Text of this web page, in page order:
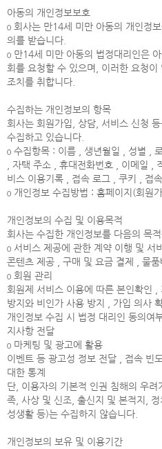
아동의 개인정보보호
ο 회사는 만14세 미만 아동의 개인정
의를 받습니다.
ο 만14세 미만 아동의 법정대리인은
회를 요청할 수 있으며, 이러한 요청
조치를 취합니다.
수집하는 개인정보의 항목
회사는 회원가입, 상담, 서비스 신청
수집하고 있습니다.
ο 수집항목 : 이름 , 생년월일 , 성별 ,
, 자택 주소 , 휴대전화번호 , 이메일 ,
비스 이용기록 , 접속 로그 , 쿠키 , 접
ο 개인정보 수집방법 : 홈페이지(회원
개인정보의 수집 및 이용목적
회사는 수집한 개인정보를 다음의 목
ο 서비스 제공에 관한 계약 이행 및 서
콘텐츠 제공 , 구매 및 요금 결제 , 물
ο 회원 관리
회원제 서비스 이용에 따른 본인확인
방지와 비인가 사용 방지 , 가입 의사
개인정보 수집 시 법정 대리인 동의여
지사항 전달
ο 마케팅 및 광고에 활용
이벤트 등 광고성 정보 전달 , 접속 빈
대한 통계
단, 이용자의 기본적 인권 침해의 우려
족, 사상 및 신조, 출신지 및 본적지,
성생활 등)는 수집하지 않습니다.
개인정보의 보유 및 이용기간